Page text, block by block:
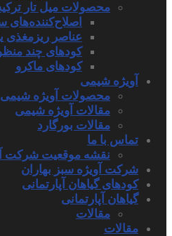
محصولات میل تار
اصلاح‌کننده‌های
عناصر ریزمغذی
کودهای چند
کودهای ماکرو
آویژه شیمی
محصولات آویژه شیمی
مقالات آویژه شیمی
مقالات بورگارد
تماس با ما
نقشه موقعیت شرکت
شرکت آویژه سبز بهاران
کودهای گیاهان آپارتمانی
گیاهان آپارتمانی
مقالات
مقالات